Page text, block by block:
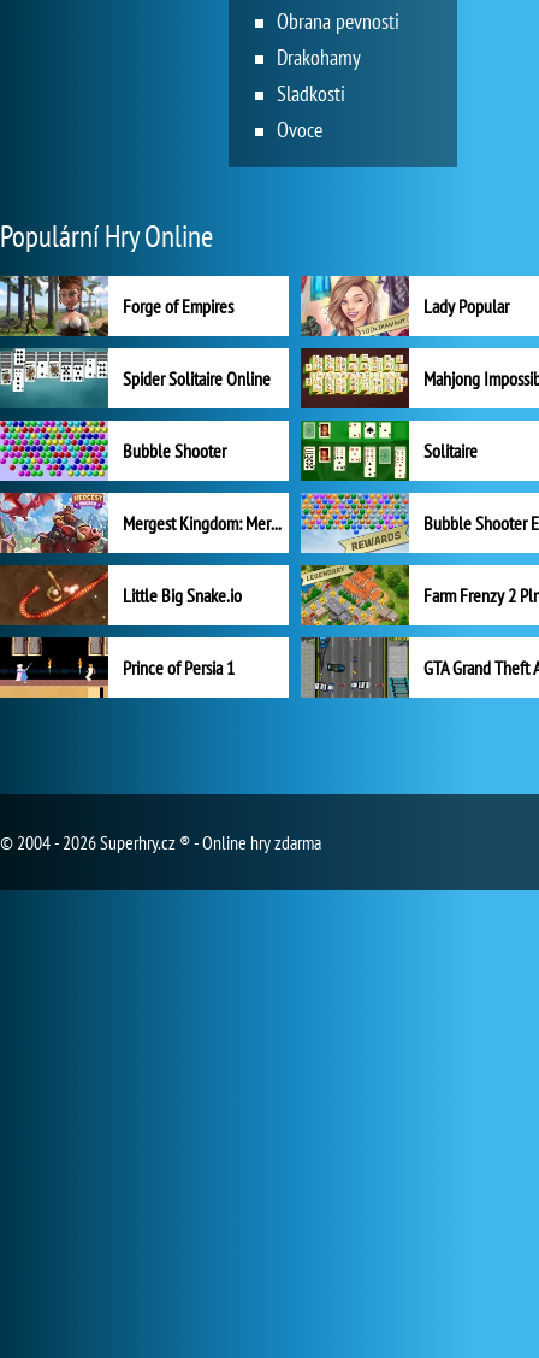
Obrana pevnosti
Drakohamy
Sladkosti
Ovoce
Populární Hry Online
Forge of Empires Lady Popular
Spider Solitaire Online Mahjong
Bubble Shooter Solitaire
Mergest Kingdom: Merge Puzzle
Little Big Snake.io
Prince of Persia 1 GTA Grand Theft
© 2004 - 2026 Superhry.cz ® - Online hry zdarma